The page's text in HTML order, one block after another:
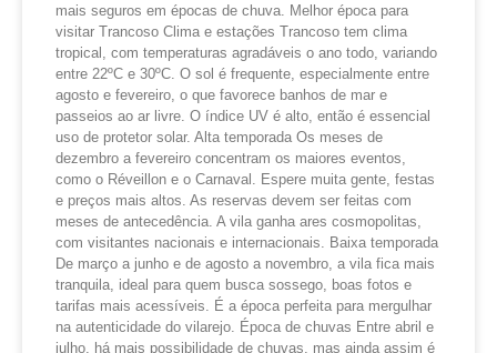
mais seguros em épocas de chuva. Melhor época para
visitar Trancoso Clima e estações Trancoso tem clima
tropical, com temperaturas agradáveis o ano todo, variando
entre 22ºC e 30ºC. O sol é frequente, especialmente entre
agosto e fevereiro, o que favorece banhos de mar e
passeios ao ar livre. O índice UV é alto, então é essencial
uso de protetor solar. Alta temporada Os meses de
dezembro a fevereiro concentram os maiores eventos,
como o Réveillon e o Carnaval. Espere muita gente, festas
e preços mais altos. As reservas devem ser feitas com
meses de antecedência. A vila ganha ares cosmopolitas,
com visitantes nacionais e internacionais. Baixa temporada
De março a junho e de agosto a novembro, a vila fica mais
tranquila, ideal para quem busca sossego, boas fotos e
tarifas mais acessíveis. É a época perfeita para mergulhar
na autenticidade do vilarejo. Época de chuvas Entre abril e
julho, há mais possibilidade de chuvas, mas ainda assim é